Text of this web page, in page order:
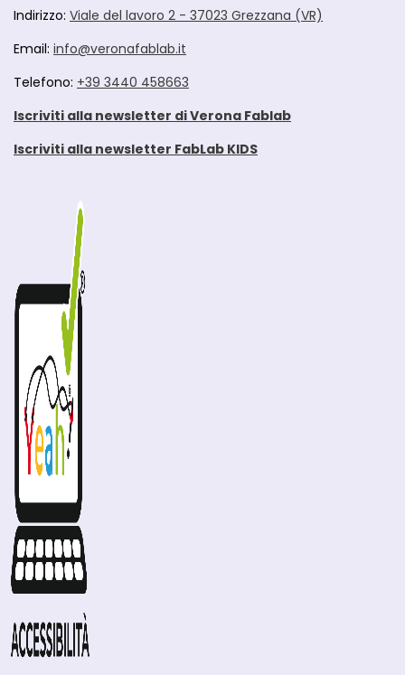
Indirizzo: Viale del lavoro 2 - 37023 Grezzana (VR)
Email: info@veronafablab.it
Telefono: +39 3440 458663
Iscriviti alla newsletter di Verona Fablab
Iscriviti alla newsletter FabLab KIDS